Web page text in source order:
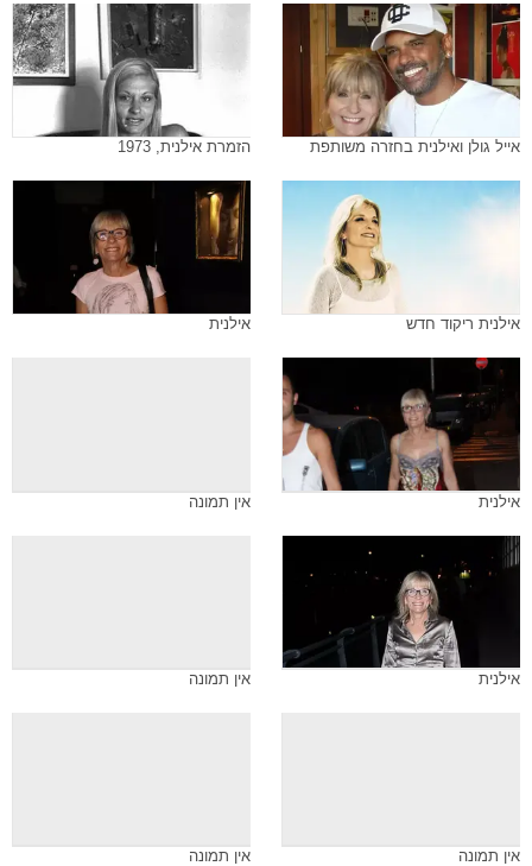
אייל גולן ואילנית בחזרה משותפת הזמרת אילנית, 1973
אילנית ריקוד חדש אילנית
אילנית אין תמונה
אילנית אין תמונה
אין תמונה אין תמונה